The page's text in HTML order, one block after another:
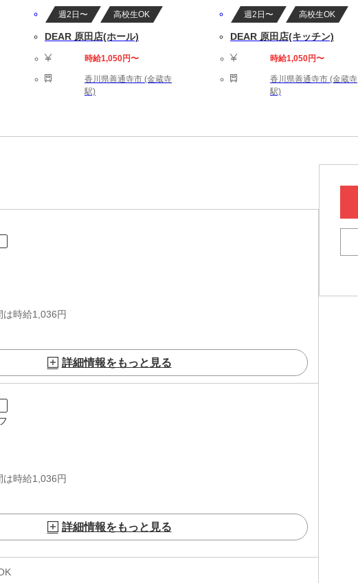
週2日〜 高校生OK
DEAR 原田店(ホール)
時給1,050円〜
香川県善通寺市 (金蔵寺
駅)
週2日〜 高校生OK
DEAR 原田店(キッチン)
時給1,050円〜
香川県善通寺市 (金蔵寺
駅)
時給1,036円
詳細情報をもっと見る
時給1,036円
詳細情報をもっと見る